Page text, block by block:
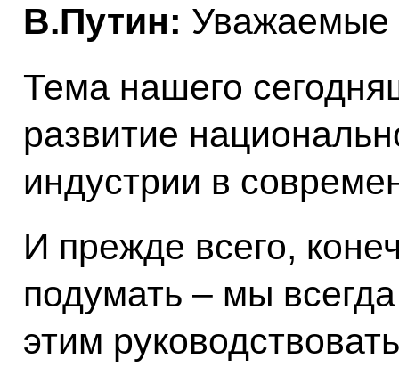
В.Путин: Уважаемые
Тема нашего
развитие
индустрии в
И прежде всего,
подумать – мы
этим